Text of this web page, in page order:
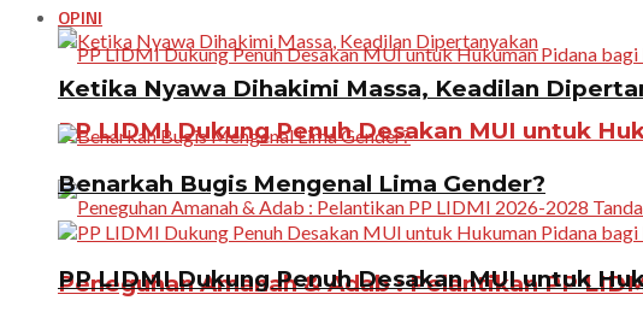
PP LIDMI Dukung Penuh Desakan MUI untuk
Peneguhan Amanah & Adab : Pelantikan PP
OPINI
Ketika Nyawa Dihakimi Massa, Keadilan
Benarkah Bugis Mengenal Lima Gender?
PP LIDMI Dukung Penuh Desakan MUI untuk